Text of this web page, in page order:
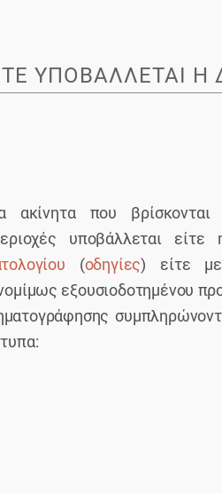
ΥΠΟΒΆΛΛΕΤΑΙ Η
που
υποβάλλεται είτε
(οδηγίες) είτε
εξουσιοδοτημένου